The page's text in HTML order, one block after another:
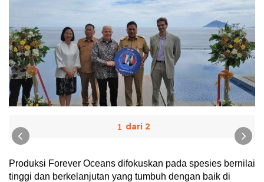
1
Produksi Forever Oceans difokuskan pada spesies bernilai
tinggi dan berkelanjutan yang tumbuh dengan baik di